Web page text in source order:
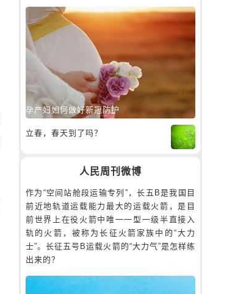
孕产妇如何做好新冠防护
立春，春天到了吗？
人民周刊微博
作为“空间站舱段运输专列”，长五B是我国目
前近地轨道运载能力最大的运载火箭，是目
前世界上在役火箭中唯一一型一级半直接入
轨的火箭，被称为长征火箭家族中的“大力
士”。长征五号B运载火箭的“大力气”是怎样练
出来的？